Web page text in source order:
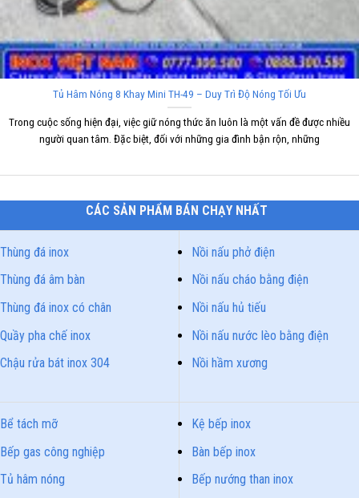
Tủ Hâm Nóng 8 Khay Mini TH-49 – Duy Trì Độ Nóng Tối Ưu
Trong cuộc sống hiện đại, việc giữ nóng thức ăn luôn là một vấn đề được nhiều
người quan tâm. Đặc biệt, đối với những gia đình bận rộn, những
CÁC SẢN PHẨM BÁN CHẠY NHẤT
Thùng đá inox
Thùng đá âm bàn
Thùng đá inox có chân
Quầy pha chế inox
Chậu rửa bát inox 304
Nồi nấu phở điện
Nồi nấu cháo bằng điện
Nồi nấu hủ tiếu
Nồi nấu nước lèo bằng điện
Nồi hầm xương
Bể tách mỡ
Bếp gas công nghiệp
Tủ hâm nóng
Kệ bếp inox
Bàn bếp inox
Bếp nướng than inox